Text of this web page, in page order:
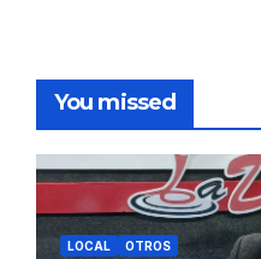
You missed
LOCAL OTROS